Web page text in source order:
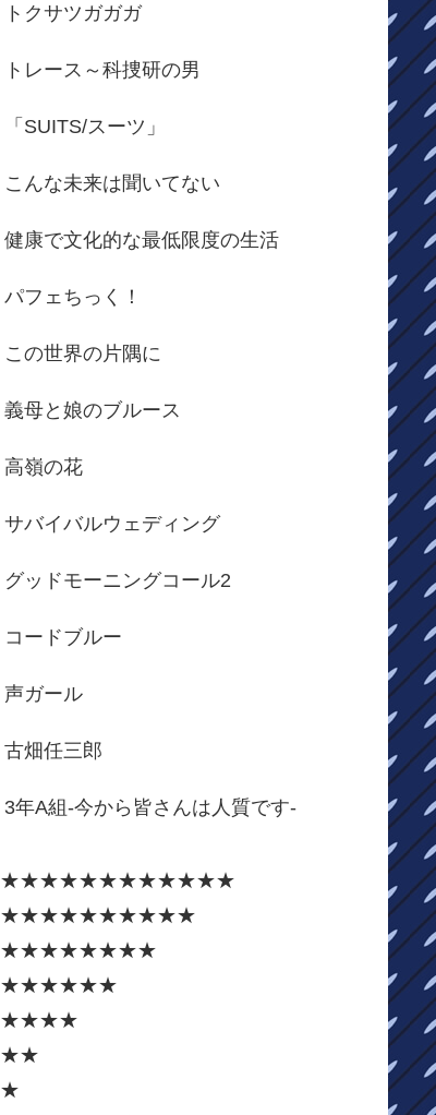
トクサツガガガ
トレース～科捜研の男
「SUITS/スーツ」
こんな未来は聞いてない
健康で文化的な最低限度の生活
パフェちっく！
この世界の片隅に
義母と娘のブルース
高嶺の花
サバイバルウェディング
グッドモーニングコール2
コードブルー
声ガール
古畑任三郎
3年A組-今から皆さんは人質です-
★★★★★★★★★★★★
★★★★★★★★★★
★★★★★★★★
★★★★★★
★★★★
★★
★